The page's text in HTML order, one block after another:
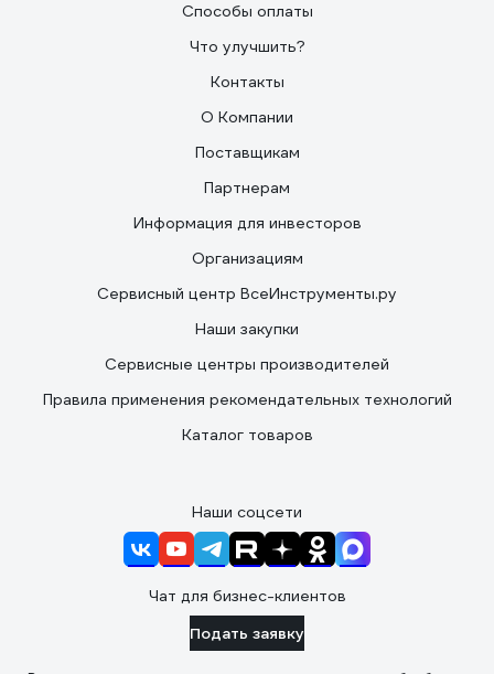
Способы оплаты
Что улучшить?
Контакты
О Компании
Поставщикам
Партнерам
Информация для инвесторов
Организациям
Сервисный центр ВсеИнструменты.ру
Наши закупки
Сервисные центры производителей
Правила применения рекомендательных технологий
Каталог товаров
Наши соцсети
Чат для бизнес-клиентов
Подать заявку